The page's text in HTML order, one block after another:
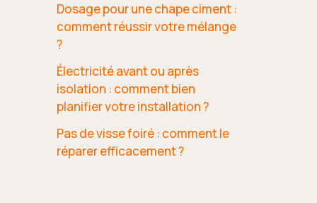
Dosage pour une chape ciment :
comment réussir votre mélange
?
Électricité avant ou après
isolation : comment bien
planifier votre installation ?
Pas de visse foiré : comment le
réparer efficacement ?